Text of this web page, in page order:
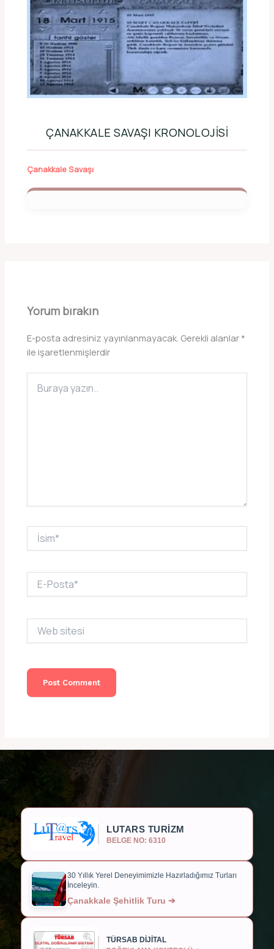
ÇANAKKALE SAVAŞI KRONOLOJISI
Çanakkale Savaşı
Yorum bırakın
E-posta adresiniz yayınlanmayacak. Gerekli alanlar *
ile işaretlenmişlerdir
yazın..
İsim*
Posta*
sitesi
LUTARS TURİZM
BELGE NO: 6310
30 Yıllık Yerel Deneyimimizle Hazırladığımız Turları
İnceleyin.
Çanakkale Şehitlik Turu ➔
TÜRSAB DİJİTAL